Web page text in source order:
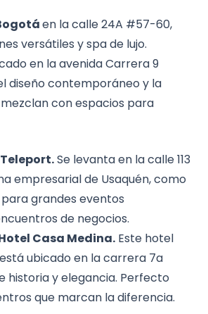
en la calle 24A #57-60,
versátiles y spa de lujo.
en la avenida Carrera 9
diseño contemporáneo y la
con espacios para
Se levanta en la calle 113
empresarial de Usaquén, como
grandes eventos
de negocios.
Casa Medina. Este hotel
ubicado en la carrera 7a
historia y elegancia. Perfecto
que marcan la diferencia.